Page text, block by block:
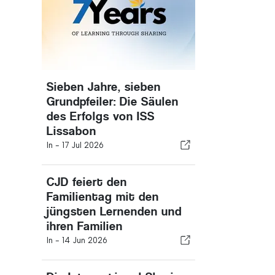
Sieben Jahre, sieben
Grundpfeiler: Die Säulen
des Erfolgs von ISS
Lissabon
In - 17 Jul 2026
CJD feiert den
Familientag mit den
jüngsten Lernenden und
ihren Familien
In - 14 Jun 2026